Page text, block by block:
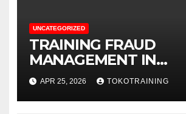
UNCATEGORIZED
TRAINING FRAUD
MANAGEMENT IN
TELECOMMUNICATION
BUSINESS
APR 25, 2026 TOKOTRAINING